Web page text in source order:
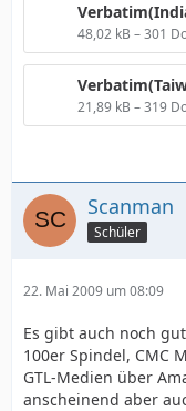
48,02 kB – 301
21,89 kB – 319
Scanman
Schüler
22. Mai 2009 um 08:09
Es gibt auch noch
100er Spindel, CMC
GTL-Medien über
anscheinend aber